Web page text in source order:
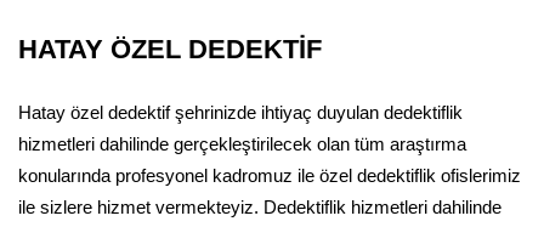
HATAY ÖZEL DEDEKTİF
Hatay özel dedektif şehrinizde ihtiyaç duyulan dedektiflik
hizmetleri dahilinde gerçekleştirilecek olan tüm araştırma
konularında profesyonel kadromuz ile özel dedektiflik ofislerimiz
ile sizlere hizmet vermekteyiz. Dedektiflik hizmetleri dahilinde